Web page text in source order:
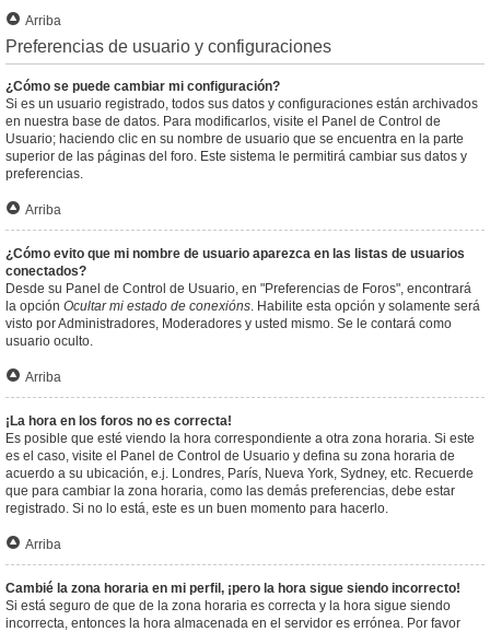
Arriba
Preferencias de usuario y configuraciones
¿Cómo se puede cambiar mi configuración?
Si es un usuario registrado, todos sus datos y configuraciones están archivados
en nuestra base de datos. Para modificarlos, visite el Panel de Control de
Usuario; haciendo clic en su nombre de usuario que se encuentra en la parte
superior de las páginas del foro. Este sistema le permitirá cambiar sus datos y
preferencias.
Arriba
¿Cómo evito que mi nombre de usuario aparezca en las listas de usuarios
conectados?
Desde su Panel de Control de Usuario, en "Preferencias de Foros", encontrará
la opción Ocultar mi estado de conexións. Habilite esta opción y solamente será
visto por Administradores, Moderadores y usted mismo. Se le contará como
usuario oculto.
Arriba
¡La hora en los foros no es correcta!
Es posible que esté viendo la hora correspondiente a otra zona horaria. Si este
es el caso, visite el Panel de Control de Usuario y defina su zona horaria de
acuerdo a su ubicación, e.j. Londres, París, Nueva York, Sydney, etc. Recuerde
que para cambiar la zona horaria, como las demás preferencias, debe estar
registrado. Si no lo está, este es un buen momento para hacerlo.
Arriba
Cambié la zona horaria en mi perfil, ¡pero la hora sigue siendo incorrecto!
Si está seguro de que de la zona horaria es correcta y la hora sigue siendo
incorrecta, entonces la hora almacenada en el servidor es errónea. Por favor